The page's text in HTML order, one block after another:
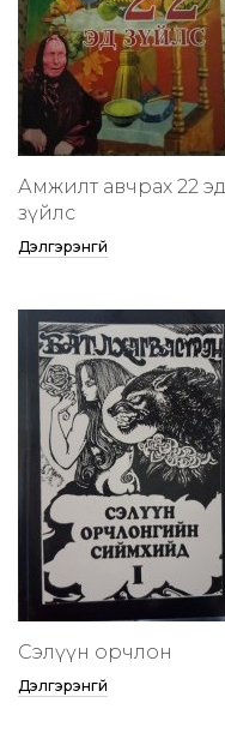
Амжилт авчрах 22 эд
зүйлс
Дэлгэрэнгүй
Сэлүүн орчлон
Дэлгэрэнгүй